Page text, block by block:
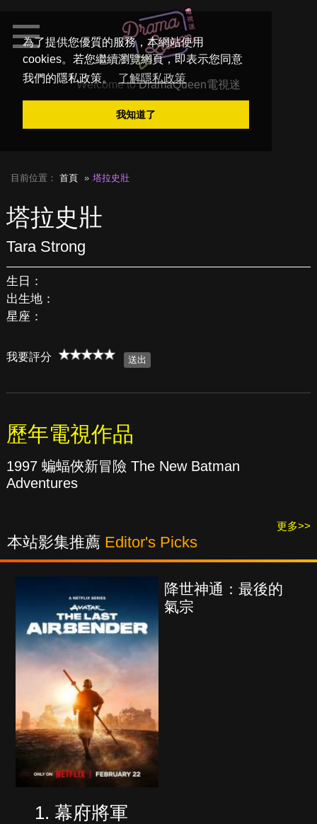
為了提供您優質的服務，本網站使用
cookies。若您繼續瀏覽網頁，即表示您同意
我們的隱私政策。
了解隱私政策
我知道了
Welcome toDramaQueen電視迷
目前位置： 首頁 塔拉史壯
塔拉史壯
Tara Strong
生日：
出生地：
星座：
我要評分
歷年電視作品
1997 蝙蝠俠新冒險 The New Batman
Adventures
更多>>
本站影集推薦 Editor's Picks
降世神通：最後的
氣宗
幕府將軍